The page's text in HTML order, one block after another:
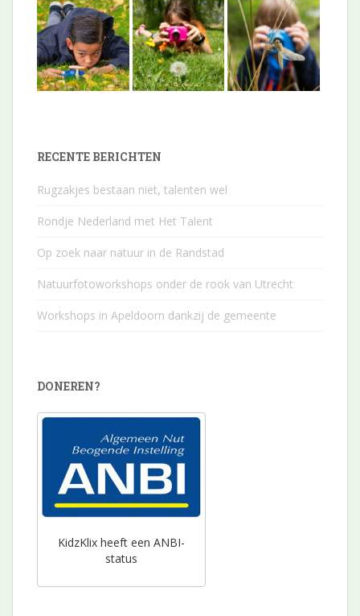
RECENTE BERICHTEN
Rugzakjes bestaan niet, talenten wel
Rondje Nederland met Het Talent
Op zoek naar natuur in de Randstad
Natuurfotoworkshops onder de rook van Utrecht
Workshops in Apeldoorn dankzij de gemeente
DONEREN?
KidzKlix heeft een ANBI-
status